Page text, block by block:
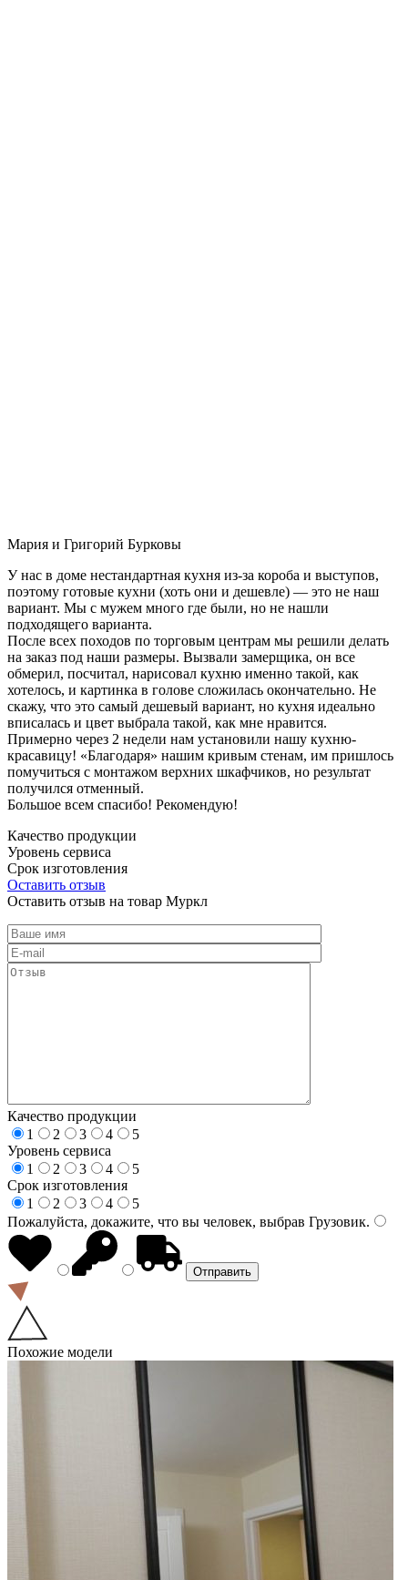
Мария и Григорий Бурковы
У нас в доме нестандартная кухня из-за короба и выступов,
поэтому готовые кухни (хоть они и дешевле) — это не наш
вариант. Мы с мужем много где были, но не нашли
подходящего варианта.
После всех походов по торговым центрам мы решили делать
на заказ под наши размеры. Вызвали замерщика, он все
обмерил, посчитал, нарисовал кухню именно такой, как
хотелось, и картинка в голове сложилась окончательно. Не
скажу, что это самый дешевый вариант, но кухня идеально
вписалась и цвет выбрала такой, как мне нравится.
Примерно через 2 недели нам установили нашу кухню-
красавицу! «Благодаря» нашим кривым стенам, им пришлось
помучиться с монтажом верхних шкафчиков, но результат
получился отменный.
Большое всем спасибо! Рекомендую!
Качество продукции
Уровень сервиса
Срок изготовления
Оставить отзыв
Оставить отзыв на товар Муркл
Качество продукции
1
2 3 4
5
Уровень сервиса
1
2 3 4
5
Срок изготовления
1
2 3 4
5
Пожалуйста, докажите, что вы человек, выбрав Грузовик.
Похожие модели